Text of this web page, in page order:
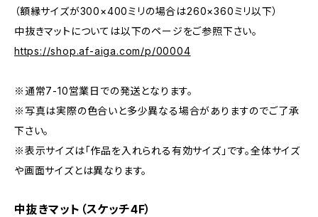
（額縁サイズが300×400ミリの場合は260×360ミリ以下）
中抜きマットについては以下のページをご参照下さい。
https://shop.af-aiga.com/p/00004
※通常7-10営業日での発送となります。
※写真は実際の色合いと多少異なる場合がありますのでご了承
下さい。
※表示サイズは「作品を入れられる有効サイズ」です。全体サイズ
や画面サイズとは異なります。
中抜きマット（スケッチ4F）